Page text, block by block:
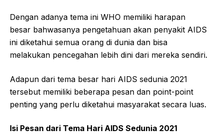
Dengan adanya tema ini WHO memiliki harapan
besar bahwasanya pengetahuan akan penyakit AIDS
ini diketahui semua orang di dunia dan bisa
melakukan pencegahan lebih dini dari mereka sendiri.
Adapun dari tema besar hari AIDS sedunia 2021
tersebut memiliki beberapa pesan dan point-point
penting yang perlu diketahui masyarakat secara luas.
Isi Pesan dari Tema Hari AIDS Sedunia 2021